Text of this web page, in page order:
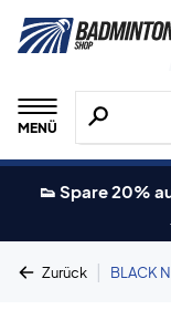
MENÜ
Suche
👟 Spare 20%
Zurück | BLACK